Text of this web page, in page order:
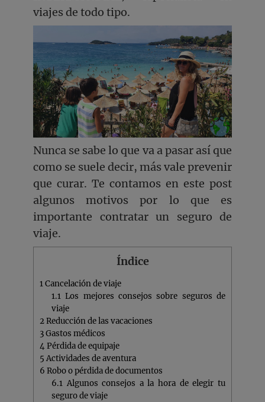
viajes de todo tipo.
Nunca se sabe lo que va a pasar así que
como se suele decir, más vale prevenir
que curar. Te contamos en este post
algunos motivos por lo que es
importante contratar un seguro de
viaje.
Índice
1Cancelación de viaje
1.1Los mejores consejos sobre seguros de
viaje
2Reducción de las vacaciones
3Gastos médicos
4Pérdida de equipaje
5 Actividades de aventura
6 Robo o pérdida de documentos
6.1Algunos consejos a la hora de elegir tu
seguro de viaje